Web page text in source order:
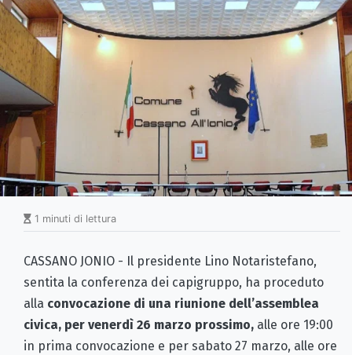
1 minuti di lettura
CASSANO JONIO - Il presidente Lino Notaristefano,
sentita la conferenza dei capigruppo, ha proceduto
alla convocazione di una riunione dell’assemblea
civica, per venerdì 26 marzo prossimo, alle ore 19:00
in prima convocazione e per sabato 27 marzo, alle ore